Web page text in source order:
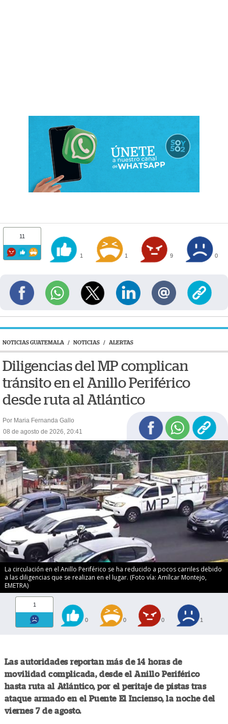
11
1 1 9 0
NOTICIAS GUATEMALA / NOTICIAS / ALERTAS
Diligencias del MP complican
tránsito en el Anillo Periférico
desde ruta al Atlántico
Por Maria Fernanda Gallo
08 de agosto de 2026, 20:41
La circulación en el Anillo Periférico se ha reducido a pocos carriles debido
a las diligencias que se realizan en el lugar. (Foto vía: Amílcar Montejo,
EMETRA)
1
0 0 0 1
Las autoridades reportan más de 14 horas de
movilidad complicada, desde el Anillo Periférico
hasta ruta al Atlántico, por el peritaje de pistas tras
ataque armado en el Puente El Incienso, la noche del
viernes 7 de agosto.